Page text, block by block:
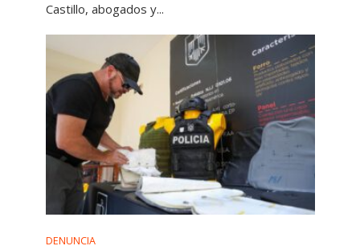
Castillo, abogados y...
DENUNCIA